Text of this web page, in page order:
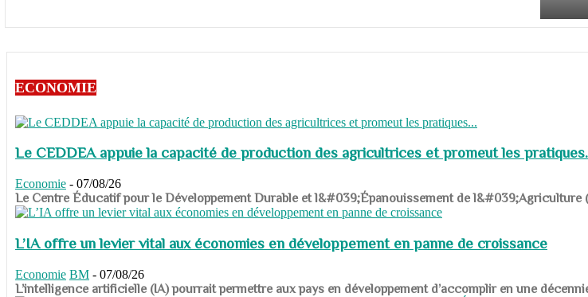
ECONOMIE
Le CEDDEA appuie la capacité de production des agricultrices et promeut les
Economie - 07/08/26
​​​​​​​Le Centre Éducatif pour le Développement Durable et l&#039;Épanouissement de l&#039;Agriculture
L’IA offre un levier vital aux économies en développement en panne de croissance
Economie BM - 07/08/26
​​​​​​​L’intelligence artificielle (IA) pourrait permettre aux pays en développement d’accomplir en une